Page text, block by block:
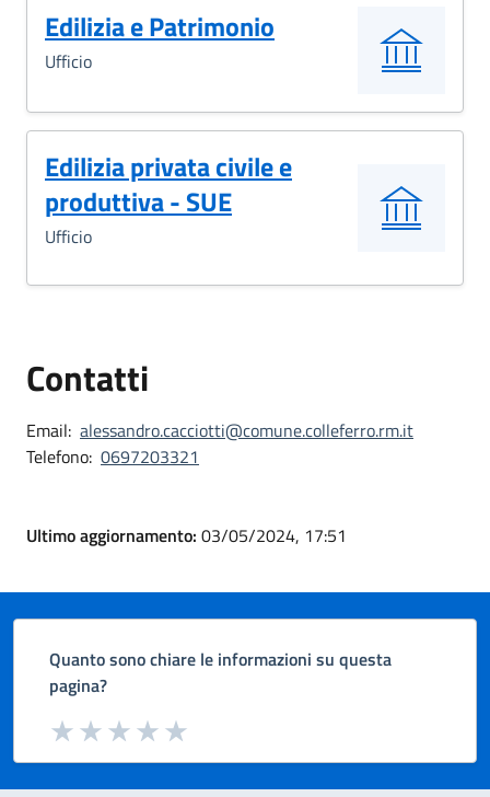
Edilizia e Patrimonio
Ufficio
Edilizia privata civile e
produttiva - SUE
Ufficio
Contatti
Email: alessandro.cacciotti@comune.colleferro.rm.it
Telefono: 0697203321
Ultimo aggiornamento: 03/05/2024, 17:51
Quanto sono chiare le informazioni su questa
pagina?
Valuta da 1 a 5 stelle la pagina
Valuta 5 stelle su 5
Valuta 4 stelle su 5
Valuta 3 stelle su 5
Valuta 2 stelle su 5
Valuta 1 stelle su 5